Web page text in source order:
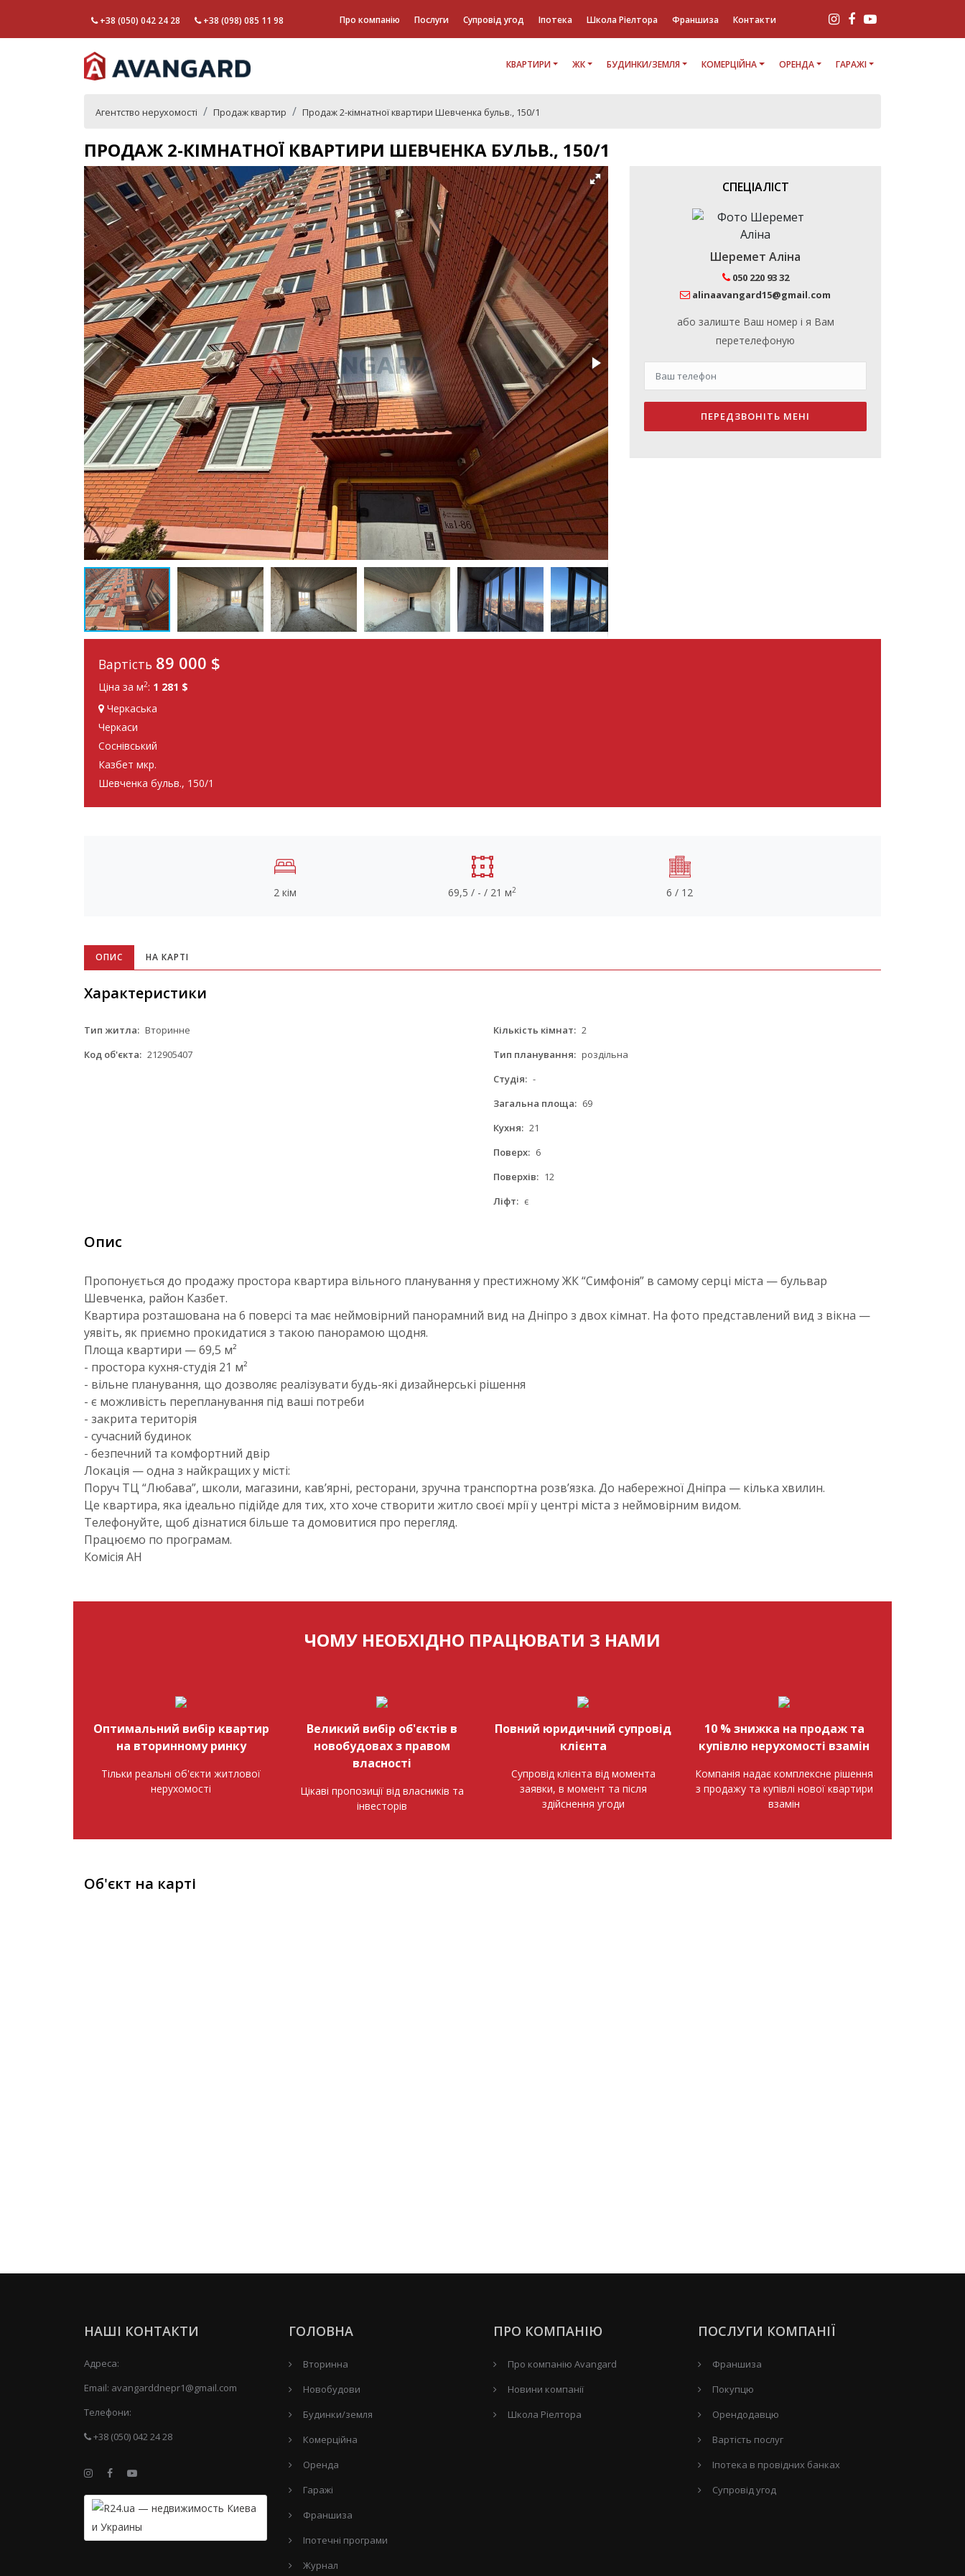
+38 (050) 042 24 28 +38 (098) 085 11 98 Про компанію Послуги Супровід угод Іпотека Школа Ріелтора Франшиза Контакти
КВАРТИРИ ЖК БУДИНКИ/ЗЕМЛЯ КОМЕРЦІЙНА ОРЕНДА ГАРАЖІ
Агентство нерухомості Продаж квартир Продаж 2-кімнатної квартири Шевченка бульв., 150/1
ПРОДАЖ 2-КІМНАТНОЇ КВАРТИРИ ШЕВЧЕНКА БУЛЬВ., 150/1
СПЕЦІАЛІСТ
Шеремет Аліна
050 220 93 32
alinaavangard15@gmail.com
або залиште Ваш номер і я Вам
перетелефоную
ПЕРЕДЗВОНІТЬ МЕНІ
Вартість 89 000 $
Ціна за м2: 1 281 $
Черкаська
Черкаси
Соснівський
Казбет мкр.
Шевченка бульв., 150/1
2 кім 69,5 / - / 21 м2 6 / 12
ОПИС НА КАРТІ
Характеристики
Тип житла: Вторинне
Код об'єкта: 212905407
Кількість кімнат: 2
Тип планування: роздільна
Студія: -
Загальна площа: 69
Кухня: 21
Поверх: 6
Поверхів: 12
Ліфт: є
Опис
Пропонується до продажу простора квартира вільного планування у престижному ЖК “Симфонія” в самому серці міста — бульвар
Шевченка, район Казбет.
Квартира розташована на 6 поверсі та має неймовірний панорамний вид на Дніпро з двох кімнат. На фото представлений вид з вікна —
уявіть, як приємно прокидатися з такою панорамою щодня.
Площа квартири — 69,5 м²
- простора кухня-студія 21 м²
- вільне планування, що дозволяє реалізувати будь-які дизайнерські рішення
- є можливість перепланування під ваші потреби
- закрита територія
- сучасний будинок
- безпечний та комфортний двір
Локація — одна з найкращих у місті:
Поруч ТЦ “Любава”, школи, магазини, кав’ярні, ресторани, зручна транспортна розв’язка. До набережної Дніпра — кілька хвилин.
Це квартира, яка ідеально підійде для тих, хто хоче створити житло своєї мрії у центрі міста з неймовірним видом.
Телефонуйте, щоб дізнатися більше та домовитися про перегляд.
Працюємо по програмам.
Комісія АН
ЧОМУ НЕОБХІДНО ПРАЦЮВАТИ З НАМИ
Оптимальний вибір квартир
на вторинному ринку
Тільки реальні об'єкти житлової
нерухомості
Великий вибір об'єктів в
новобудовах з правом
власності
Цікаві пропозиції від власників та
інвесторів
Повний юридичний супровід
клієнта
Супровід клієнта від момента
заявки, в момент та після
здійснення угоди
10 % знижка на продаж та
купівлю нерухомості взамін
Компанія надає комплексне рішення
з продажу та купівлі нової квартири
взамін
Об'єкт на карті
НАШІ КОНТАКТИ
Адреса:
Email: avangarddnepr1@gmail.com
Телефони:
+38 (050) 042 24 28
ГОЛОВНА
Вторинна
Новобудови
Будинки/земля
Комерційна
Оренда
Гаражі
Франшиза
Іпотечні програми
Журнал
ПРО КОМПАНІЮ
Про компанію Avangard
Новини компанії
Школа Ріелтора
ПОСЛУГИ КОМПАНІЇ
Франшиза
Покупцю
Орендодавцю
Вартість послуг
Іпотека в провідних банках
Супровід угод